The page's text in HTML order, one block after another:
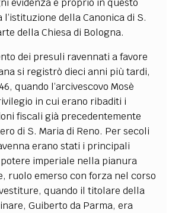
evidenza è proprio in questo
della Canonica di S.
della Chiesa di Bologna.
dei presuli ravennati a favore
si registrò dieci anni più tardi,
quando l’arcivescovo Mosè
in cui erano ribaditi i
fiscali già precedentemente
di S. Maria di Reno. Per secoli
erano stati i principali
imperiale nella pianura
ruolo emerso con forza nel corso
quando il titolare della
Guiberto da Parma, era